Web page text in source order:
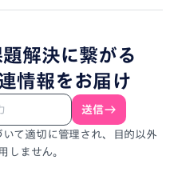
題解決に繋がる
情報を お届け
送信
いて適切に管理され、
目的以外
しません。